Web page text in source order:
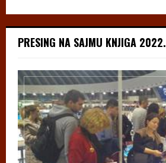
PRESING NA SAJMU KNJIGA 2022.